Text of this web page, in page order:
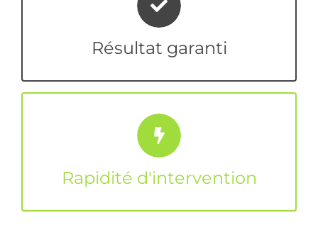
Résultat garanti
Nous résolvons votre problème sinon
c'est gratuit
Rapidité d'intervention
Nous intervenons le plus rapidement
possible